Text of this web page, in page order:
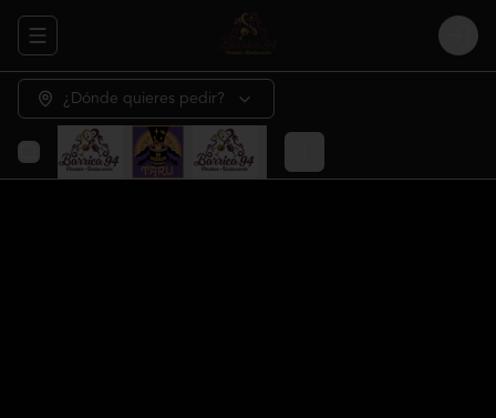
Abrir menu de navegación Login
¿Dónde quieres pedir?